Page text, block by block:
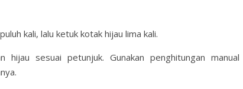
kali, lalu ketuk kotak hijau lima kali.
hijau sesuai petunjuk. Gunakan penghitungan